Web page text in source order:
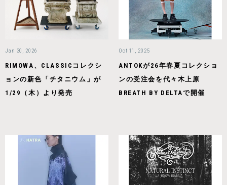
Jan 30, 2026
RIMOWA、CLASSICコレクシ
ョンの新色「チタニウム」が
1/29（木）より発売
Oct 11, 2025
ANTOKが26年春夏コレクショ
ンの受注会を代々木上原
BREATH BY DELTAで開催